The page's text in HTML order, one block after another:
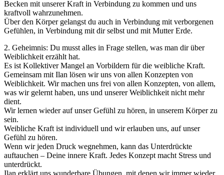
Becken mit unserer Kraft in Verbindung zu kommen und uns
kraftvoll wahrzunehmen.
Über den Körper gelangst du auch in Verbindung mit verborgenen
Gefühlen, in Verbindung mit dir selbst und mit Mutter Erde.
2. Geheimnis: Du musst alles in Frage stellen, was man dir über
Weiblichkeit erzählt hat.
Es ist Kollektiver Mangel an Vorbildern für die weibliche Kraft.
Gemeinsam mit Ilan lösen wir uns von allen Konzepten von
Weiblichkeit. Wir machen uns frei von allen Konzepten, von allem,
was wir gelernt haben, uns und unserer Weiblichkeit nicht mehr
dient.
Wir lernen wieder auf unser Gefühl zu hören, in unserem Körper zu
sein.
Weibliche Kraft ist individuell und wir erlauben uns, auf unser
Gefühl zu hören.
Wenn wir jeden Druck wegnehmen, kann das Unterdrückte
auftauchen – Deine innere Kraft. Jedes Konzept macht Stress und
unterdrückt.